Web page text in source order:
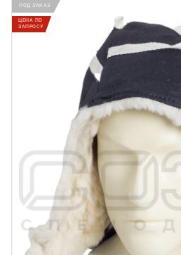
ПОД ЗАКАЗ
ЦЕНА ПО
ЗАПРОСУ